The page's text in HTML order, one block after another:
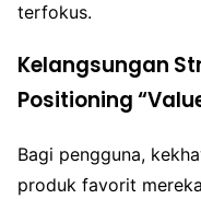
terfokus.
Kelangsungan
Positioning
Bagi pengguna,
produk favorit